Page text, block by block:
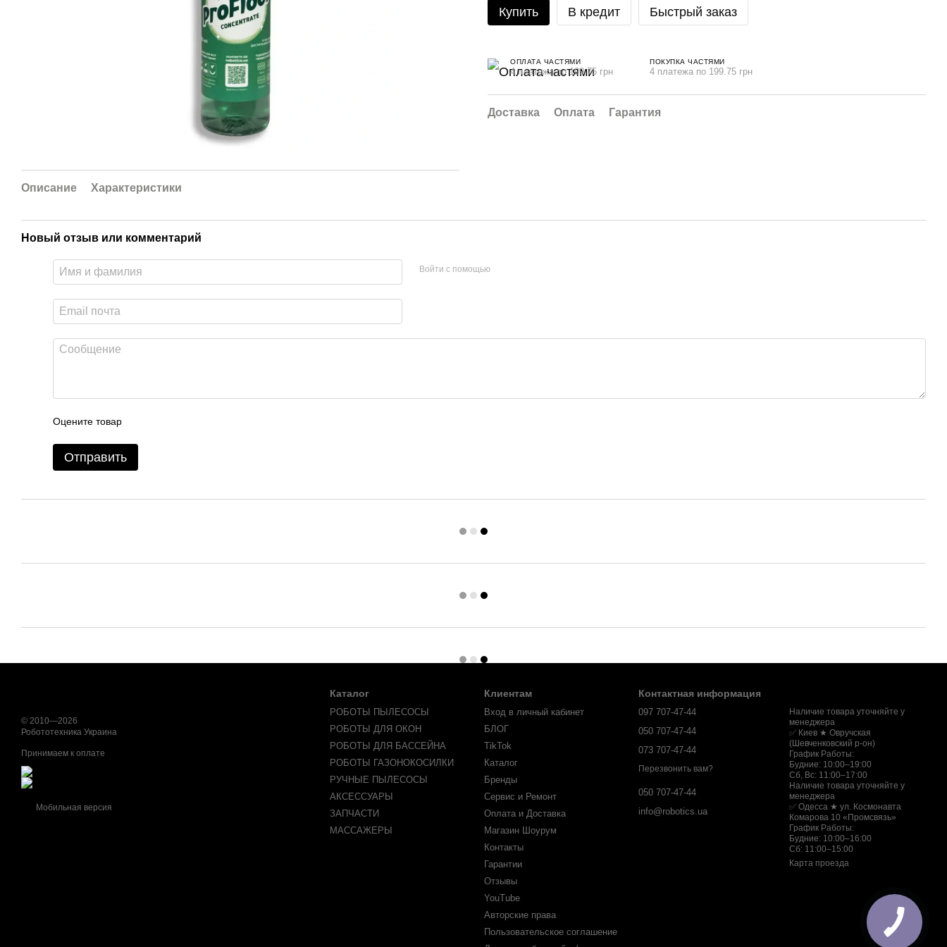
Описание Характеристики
Купить В кредит Быстрый заказ
ОПЛАТА ЧАСТЯМИ
4 платежа по 199.75 грн
ПОКУПКА ЧАСТЯМИ
4 платежа по 199.75 грн
Доставка Оплата Гарантия
Новый отзыв или комментарий
Войти с помощью
Оцените товар
Отправить
© 2010—2026
Робототехника Украина
Принимаем к оплате
Мобильная версия
Каталог
РОБОТЫ ПЫЛЕСОСЫ
РОБОТЫ ДЛЯ ОКОН
РОБОТЫ ДЛЯ БАССЕЙНА
РОБОТЫ ГАЗОНОКОСИЛКИ
РУЧНЫЕ ПЫЛЕСОСЫ
АКСЕССУАРЫ
ЗАПЧАСТИ
МАССАЖЕРЫ
Клиентам
Вход в личный кабинет
БЛОГ
TikTok
Каталог
Бренды
Сервис и Ремонт
Оплата и Доставка
Магазин Шоурум
Контакты
Гарантии
Отзывы
YouTube
Авторские права
Пользовательское соглашение
Контактная информация
097 707-47-44
050 707-47-44
073 707-47-44
Перезвонить вам?
050 707-47-44
info@robotics.ua
Наличие товара уточняйте у
менеджера
✅ Киев ★ Овручская
(Шевченковский р-он)
График Работы:
Будние: 10:00–19:00
Сб, Вс: 11:00–17:00
Наличие товара уточняйте у
менеджера
✅ Одесса ★ ул. Космонавта
Комарова 10 «Промсвязь»
График Работы:
Будние: 10:00–16:00
Сб: 11:00–15:00
Карта проезда